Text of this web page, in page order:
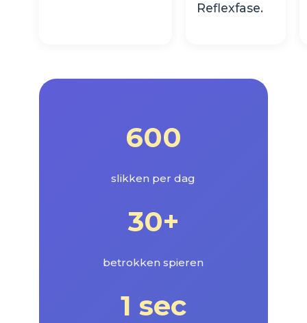
Reflexfase.
600
slikken per dag
30+
betrokken spieren
1 sec